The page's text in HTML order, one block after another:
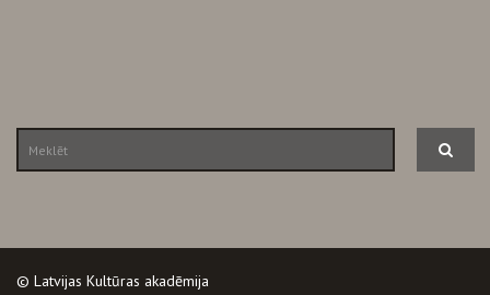
© Latvijas Kultūras akadēmija